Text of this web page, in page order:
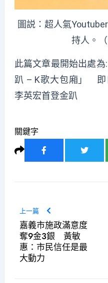
圖説：超人氣
持人。（
此篇文章最開始出處
趴 – K歌大包廂」
李英宏首登金趴
關鍵字
上一篇
嘉義市施政滿意度
奪9金3銀 黃敏
惠：市民信任是最
大動力